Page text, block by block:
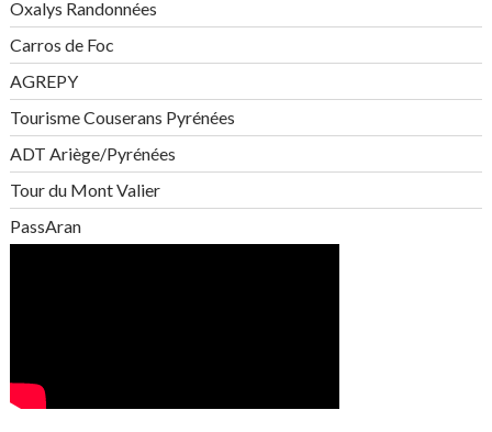
Oxalys Randonnées
Carros de Foc
AGREPY
Tourisme Couserans Pyrénées
ADT Ariège/Pyrénées
Tour du Mont Valier
PassAran